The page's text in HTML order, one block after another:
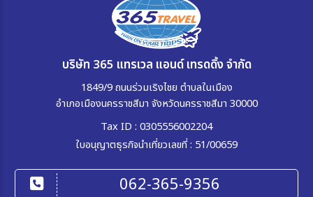
บริษัท 365 แทรเวล แอนด์ เทรดดิ้ง จำกัด
1849/9 ถนนร่วมเริงไชย ตำบลในเมือง
อำเภอเมืองนครราชสีมา จังหวัดนครราชสีมา 30000
Tax ID : 0305556002204
ใบอนุญาตธุรกิจนำเที่ยวเลขที่ : 51/00659
062-365-9356